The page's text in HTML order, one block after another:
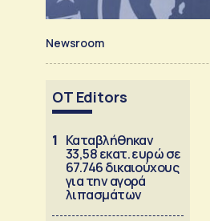
Newsroom
OT Editors
1 Καταβλήθηκαν
33,58 εκατ. ευρώ σε
67.746 δικαιούχους
για την αγορά
λιπασμάτων